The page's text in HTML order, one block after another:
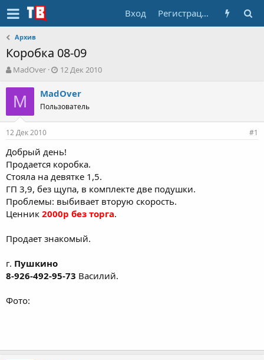
Вход Регистрация
Архив
Коробка 08-09
А
т
о
т
е
ы
MadOver
Д
т
н
а
л
а
12 Дек 2010
M MadOver
Пользователь
12 Дек 2010 #1
Добрый день!
Продается коробка.
Стояла на девятке 1,5.
ГП 3,9, без щупа, в комплекте две подушки.
Проблемы: выбивает вторую скорость.
Ценник 2000р без торга.
Продает знакомый.
г. Пушкино
8-926-492-95-73 Василий.
Фото: